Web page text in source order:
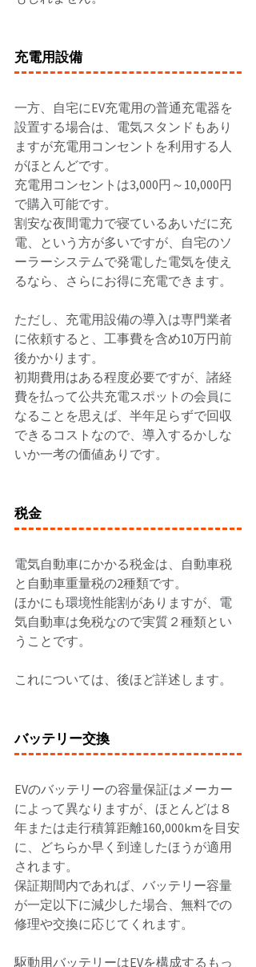
充電用設備
一方、自宅にEV充電用の普通充電器を
設置する場合は、電気スタンドもあり
ますが充電用コンセントを利用する人
がほとんどです。
充電用コンセントは3,000円～10,000円
で購入可能です。
割安な夜間電力で寝ているあいだに充
電、という方が多いですが、自宅のソ
ーラーシステムで発電した電気を使え
るなら、さらにお得に充電できます。
ただし、充電用設備の導入は専門業者
に依頼すると、工事費を含め10万円前
後かかります。
初期費用はある程度必要ですが、諸経
費を払って公共充電スポットの会員に
なることを思えば、半年足らずで回収
できるコストなので、導入するかしな
いか一考の価値ありです。
税金
電気自動車にかかる税金は、自動車税
と自動車重量税の2種類です。
ほかにも環境性能割がありますが、電
気自動車は免税なので実質２種類とい
うことです。
これについては、後ほど詳述します。
バッテリー交換
EVのバッテリーの容量保証はメーカー
によって異なりますが、ほとんどは８
年または走行積算距離160,000kmを目安
に、どちらか早く到達したほうが適用
されます。
保証期間内であれば、バッテリー容量
が一定以下に減少した場合、無料での
修理や交換に応じてくれます。
駆動用バッテリーはEVを構成するもっ